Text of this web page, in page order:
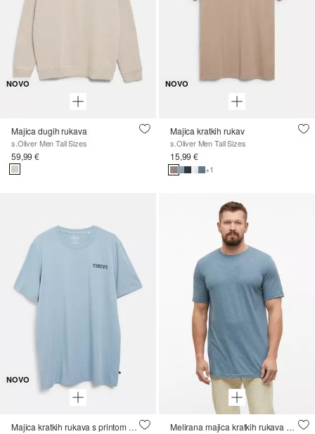
NOVO
Majica dugih rukava
s.Oliver Men Tall Sizes
59,99 €
NOVO
Majica kratkih rukav
s.Oliver Men Tall Sizes
15,99 €
+1
NOVO
Majica kratkih rukava s printom s prednje i stražnje strane Melirana majica kratkih rukava s udjelom mekanog pamuka